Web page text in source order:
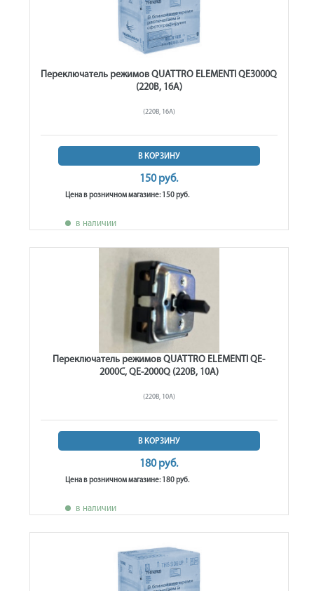
Переключатель режимов QUATTRO ELEMENTI QE3000Q
(220В, 16А)
(220В, 16А)
В КОРЗИНУ
150 руб.
Цена в розничном магазине: 150 руб.
в наличии
Переключатель режимов QUATTRO ELEMENTI QE-
2000C, QE-2000Q (220В, 10А)
(220В, 10А)
В КОРЗИНУ
180 руб.
Цена в розничном магазине: 180 руб.
в наличии